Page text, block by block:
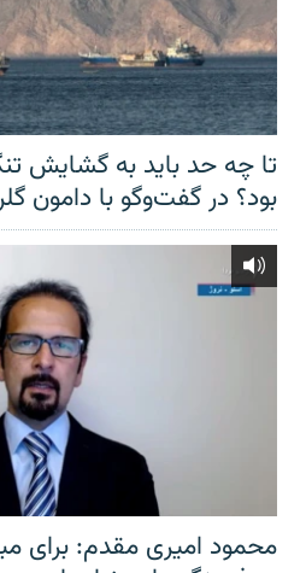
تا چه حد باید به گشایش
بود؟ در گفت‌وگو با دامون
محمود امیری مقدم: برای